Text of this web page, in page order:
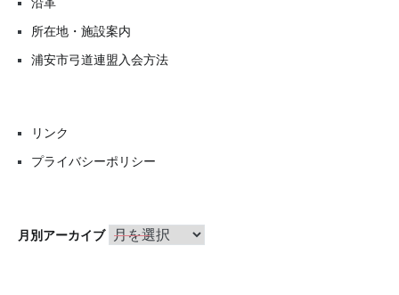
所在地・施設案内
浦安市弓道連盟入会方法
リンク
プライバシーポリシー
月別アーカイブ 月
別